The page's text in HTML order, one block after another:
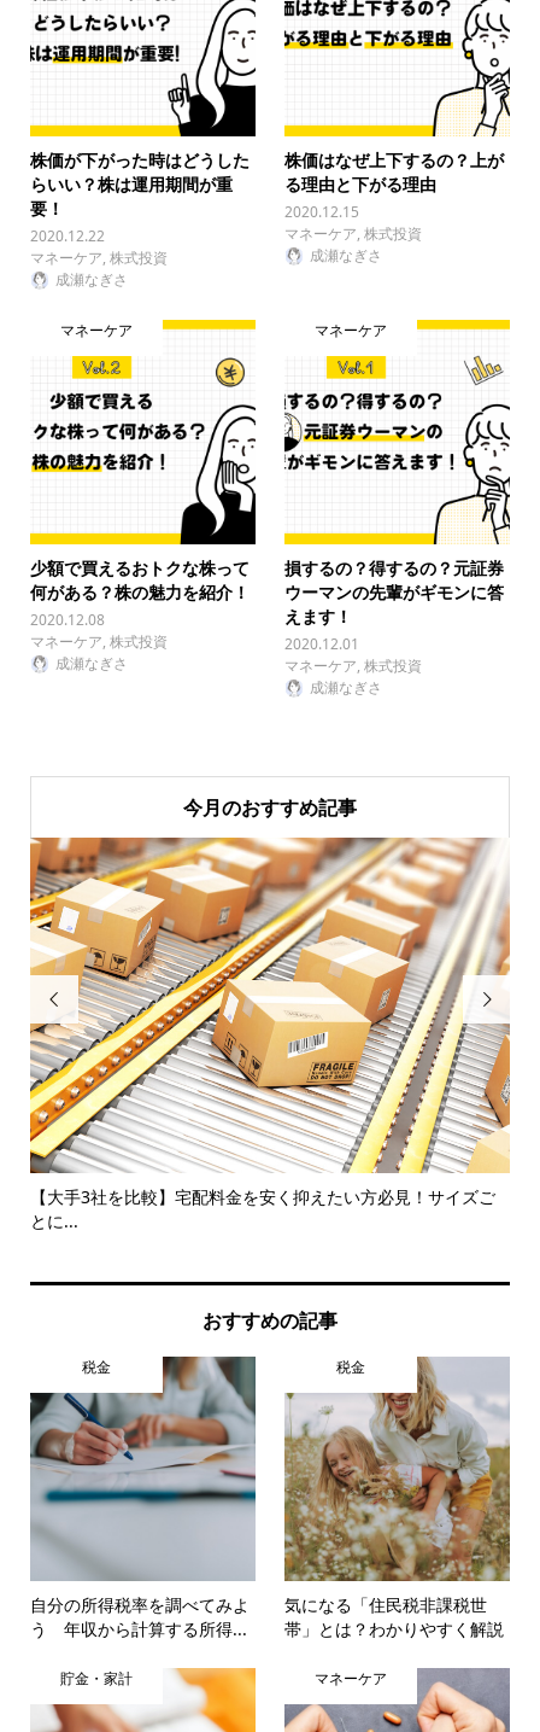
株価が下がった時はどうした
らいい？株は運用期間が重
要！
2020.12.22
マネーケア, 株式投資
成瀬なぎさ
株価はなぜ上下するの？上が
る理由と下がる理由
2020.12.15
マネーケア,株式投資
成瀬なぎさ
マネーケア
少額で買えるおトクな株って
何がある？株の魅力を紹介！
2020.12.08
マネーケア, 株式投資
成瀬なぎさ
マネーケア
損するの？得するの？元証券
ウーマンの先輩がギモンに答
えます！
2020.12.01
マネーケア,株式投資
成瀬なぎさ
今月のおすすめ記事

【大手3社を比較】宅配料金を安く抑えたい方必見！サイズご
とに...

おすすめの記事
税金
自分の所得税率を調べてみよ
う 年収から計算する所得...
税金
気になる「住民税非課税世
帯」とは？わかりやすく解説
貯金・家計 マネーケア